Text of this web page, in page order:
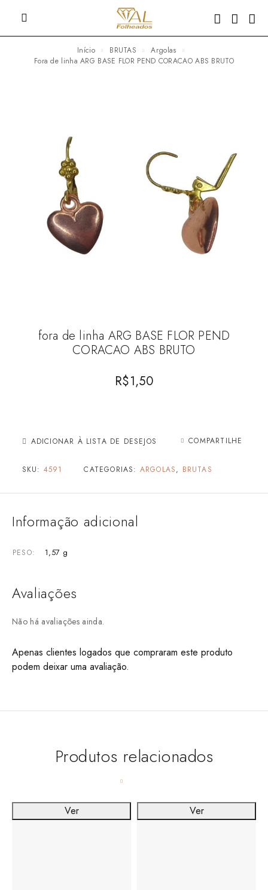
Início BRUTAS
Argolas
fora de linha ARG BASE FLOR PEND CORACAO ABS BRUTO
fora de linha ARG BASE FLOR PEND
CORACAO ABS BRUTO
R$1,50
ADICIONAR À LISTA DE DESEJOS COMPARTILHE
SKU: 4591 CATEGORIAS: ARGOLAS, BRUTAS
Informação adicional
PESO 1,57 g
Avaliações
Não há avaliações ainda.
Apenas clientes logados que compraram este produto
podem deixar uma avaliação.
Produtos relacionados
Ver Ver